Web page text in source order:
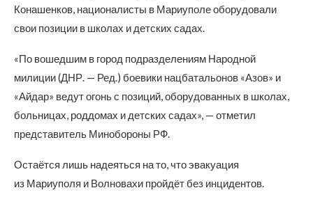
Конашенков, националисты в Мариуполе оборудовали
свои позиции в школах и детских садах.
«По вошедшим в город подразделениям Народной
милиции (ДНР. — Ред.) боевики нацбатальонов «Азов» и
«Айдар» ведут огонь с позиций, оборудованных в школах,
больницах, роддомах и детских садах», — отметил
представитель Минобороны РФ.
Остаётся лишь надеяться на то, что эвакуация
из Мариуполя и Волновахи пройдёт без инцидентов.